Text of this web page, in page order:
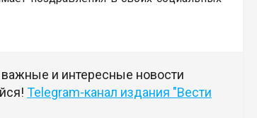
и интересные новости
Telegram-канал издания "Вести